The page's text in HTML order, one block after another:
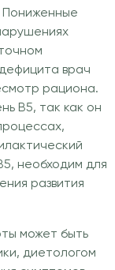
врач
рациона.
B5, так как он
необходим для
развития
может быть
диетологом